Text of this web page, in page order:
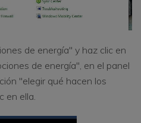
de energía" y haz clic en
de energía", en el panel
"elegir qué hacen los
en ella.